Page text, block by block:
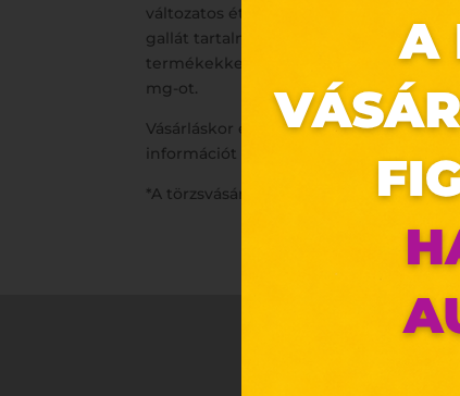
változatos étrendet és az egészséges
gallát tartalma 3,5 mg/adag (2
termékekkel nem fogyasztható egy
mg-ot.
Vásárláskor és a fogyasztás
információt és figyelmeztetéseket!
*A törzsvásárlói program részletes